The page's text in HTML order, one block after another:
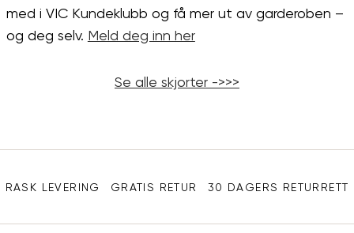
med i VICKundeklubb og få mer ut av garderoben –
og deg selv. Meld deg inn her
Se alle skjorter ->>>
Sidebunn
RASK LEVERING GRATIS RETUR 30 DAGERS RETURRETT